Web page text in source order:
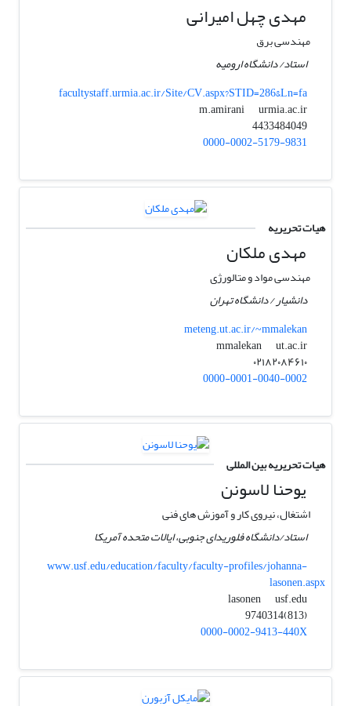
مهدی چهل امیرانی
مهندسی برق
استاد/ دانشگاه ارومیه
facultystaff.urmia.ac.ir/Site/CV.aspx?STID=286&Ln=fa
m.amirani
urmia.ac.ir
4433484049
0000-0002-5179-9831
هیات تحریریه
مهدی ملکان
مهندسی مواد و متالورژی
دانشیار / دانشگاه تهران
meteng.ut.ac.ir/~mmalekan
mmalekan
ut.ac.ir
۰۲۱۸۲۰۸۴۶۱۰
0000-0001-0040-0002
هیات تحریریه بین المللی
یوحنا لاسونن
اشتغال، نیروی کار و آموزش های فنی
استاد/دانشگاه فلوریدای جنوبی، ایالات متحده آمریکا
www.usf.edu/education/faculty/faculty-profiles/johanna-
lasonen.aspx
lasonen
usf.edu
(813)9740314
0000-0002-9413-440X